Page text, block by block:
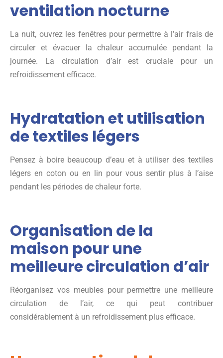
ventilation nocturne
La nuit, ouvrez les fenêtres pour permettre à l’air frais de
circuler et évacuer la chaleur accumulée pendant la
journée. La circulation d’air est cruciale pour un
refroidissement efficace.
Hydratation et utilisation
de textiles légers
Pensez à boire beaucoup d’eau et à utiliser des textiles
légers en coton ou en lin pour vous sentir plus à l’aise
pendant les périodes de chaleur forte.
Organisation de la
maison pour une
meilleure circulation d’air
Réorganisez vos meubles pour permettre une meilleure
circulation de l’air, ce qui peut contribuer
considérablement à un refroidissement plus efficace.